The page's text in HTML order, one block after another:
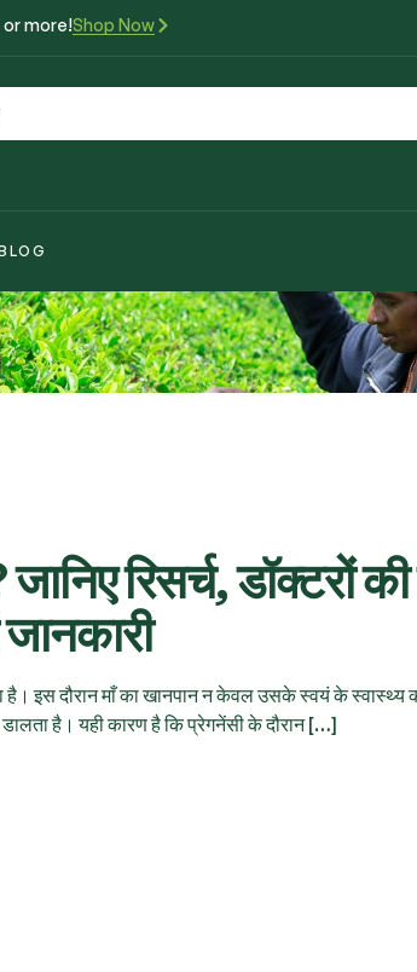
or more!Shop Now
रिसर्च, डॉक्टरों
इस दौरान माँ का खानपान न केवल उसके स्वयं के स्वास्थ्य
डालता है। यही कारण है कि प्रेगनेंसी के दौरान […]